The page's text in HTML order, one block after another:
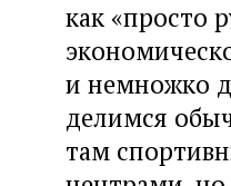
как «просто
и немножко
делимся
там